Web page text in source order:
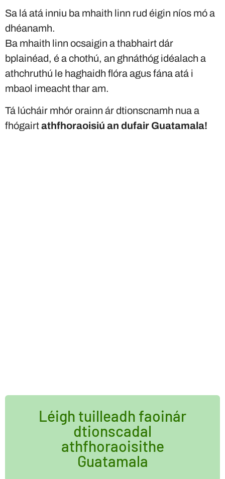
Sa lá atá inniu ba mhaith linn rud éigin níos mó a
dhéanamh.
Ba mhaith linn ocsaigin a thabhairt dár
bplainéad, é a chothú, an ghnáthóg idéalach a
athchruthú le haghaidh flóra agus fána atá i
mbaol imeacht thar am.
Tá lúcháir mhór orainn ár dtionscnamh nua a
fhógairtathfhoraoisiú an dufair Guatamala!
Léigh tuilleadh faoinár
dtionscadal
athfhoraoisithe
Guatamala